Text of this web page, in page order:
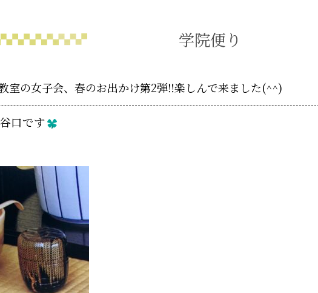
学院便り
室の女子会、春のお出かけ第2弾‼︎楽しんで来ました(^^)
口です